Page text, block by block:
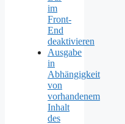
im
Front-
End
deaktivieren
Ausgabe
in
Abhängigkeit
von
vorhandenem
Inhalt
des